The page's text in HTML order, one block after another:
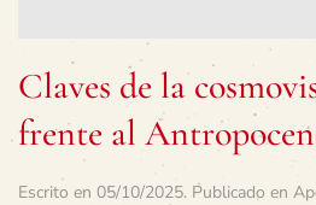
Claves de la
frente al
Escrito en 05/10/2025. Publicado en